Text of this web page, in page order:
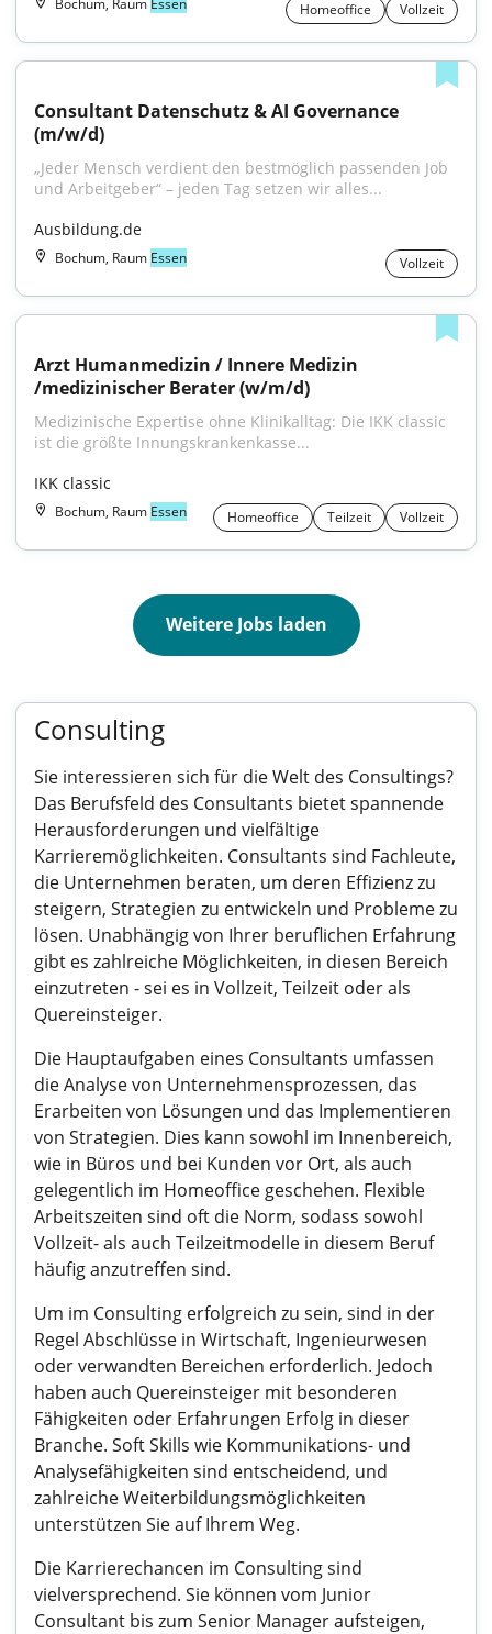
Bochum, Raum Essen Homeoffice Vollzeit
Consultant Datenschutz & AI Governance
(m/w/d)
„Jeder Mensch verdient den bestmöglich passenden Job
und Arbeitgeber“ – jeden Tag setzen wir alles...
Ausbildung.de
Bochum, Raum Essen Vollzeit
Arzt Humanmedizin / Innere Medizin
/medizinischer Berater (w/m/d)
Medizinische Expertise ohne Klinikalltag: Die IKK classic
ist die größte Innungskrankenkasse...
IKK classic
Bochum, Raum Essen Homeoffice Teilzeit Vollzeit
Weitere Jobs laden
Consulting
Sie interessieren sich für die Welt des Consultings?
Das Berufsfeld des Consultants bietet spannende
Herausforderungen und vielfältige
Karrieremöglichkeiten. Consultants sind Fachleute,
die Unternehmen beraten, um deren Effizienz zu
steigern, Strategien zu entwickeln und Probleme zu
lösen. Unabhängig von Ihrer beruflichen Erfahrung
gibt es zahlreiche Möglichkeiten, in diesen Bereich
einzutreten - sei es in Vollzeit, Teilzeit oder als
Quereinsteiger.
Die Hauptaufgaben eines Consultants umfassen
die Analyse von Unternehmensprozessen, das
Erarbeiten von Lösungen und das Implementieren
von Strategien. Dies kann sowohl im Innenbereich,
wie in Büros und bei Kunden vor Ort, als auch
gelegentlich im Homeoffice geschehen. Flexible
Arbeitszeiten sind oft die Norm, sodass sowohl
Vollzeit- als auch Teilzeitmodelle in diesem Beruf
häufig anzutreffen sind.
Um im Consulting erfolgreich zu sein, sind in der
Regel Abschlüsse in Wirtschaft, Ingenieurwesen
oder verwandten Bereichen erforderlich. Jedoch
haben auch Quereinsteiger mit besonderen
Fähigkeiten oder Erfahrungen Erfolg in dieser
Branche. Soft Skills wie Kommunikations- und
Analysefähigkeiten sind entscheidend, und
zahlreiche Weiterbildungsmöglichkeiten
unterstützen Sie auf Ihrem Weg.
Die Karrierechancen im Consulting sind
vielversprechend. Sie können vom Junior
Consultant bis zum Senior Manager aufsteigen,